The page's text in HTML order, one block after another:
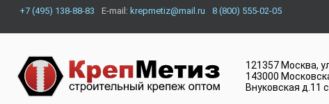
+7 (495) 138-88-83 E-mail: krepmetiz@mail.ru 8 (800) 555-02-05
121357 Москва,
143000
Внуковская д.11